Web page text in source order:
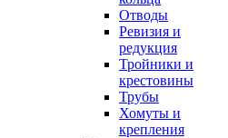
Отводы
Ревизия и
редукция
Тройники и
крестовины
Трубы
Хомуты и
крепления